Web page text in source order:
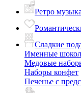
Ретро
Сладкие
Именные
Медовые
Наборы конфет
Печенье с